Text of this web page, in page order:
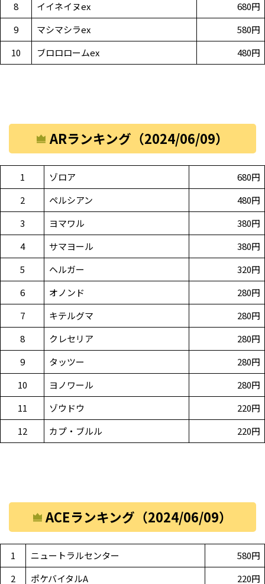
8 イイネイヌex
680円
9
マシマシラex
580円
10
ブロロロームex 480円
ARランキング（2024/06/09）
1 ゾロア
680円
2
ペルシアン
480円
3
ヨマワル
380円
4
サマヨール
380円
5
ヘルガー
320円
6
オノンド
280円
7
キテルグマ
280円
8
クレセリア
280円
9
タッツー
280円
10
ヨノワール
280円
11
ゾウドウ
220円
12
カプ・ブルル 220円
ACEランキング（2024/06/09）
1 ニュートラルセンター
580円
2
ポケバイタルA
220円